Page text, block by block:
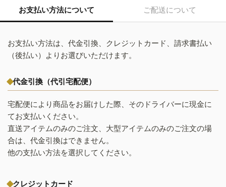
お支払い方法について ご配送について
お支払い方法は、代金引換、クレジットカード、請求書払い
（後払い）よりお選びいただけます。
代金引換（代引宅配便）
宅配便により商品をお届けした際、そのドライバーに現金に
てお支払いください。
直送アイテムのみのご注文、大型アイテムのみのご注文の場
合は、代金引換はできません。
他の支払い方法を選択してください。
クレジットカード